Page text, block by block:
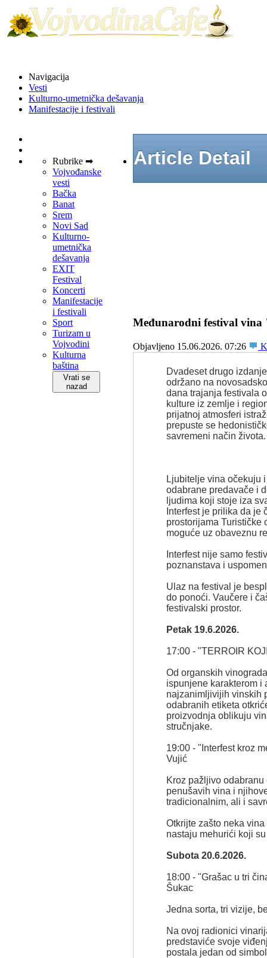
Navigacija
Vesti
Kulturno-umetnička dešavanja
Manifestacije i festivali
Rubrike ➡
Vojvođanske
vesti
Bačka
Banat
Srem
Novi Sad
Kulturno-
umetnička
dešavanja
EXIT
Festival
Koncerti
Manifestacije
i festivali
Sport
Turizam u
Vojvodini
Kulturna
baština
Vrati se
nazad
Article Detail
Međunarodni festival
Objavljeno 15.06.2026. 07:26
Dvadeset drugo
održano na
dana trajanja festivala
kulture iz zemlje i
prijatnoj atmosferi
prepuste se
savremeni način života.
Ljubitelje vina očekuju
odabrane predavače i
ljudima koji stoje iza
Interfest je prilika da
prostorijama Turističke
moguće uz obaveznu
Interfest nije samo
poznanstava i
Ulaz na festival je
do ponoći. Vaučere i
festivalski prostor.
Petak 19.6.2026.
17:00 - "TERROIR
Od organskih
ispunjene karakterom i
najzanimljivijih vinskih
odabranih etiketa
proizvodnja oblikuju
stručnjake.
19:00 - "Interfest kroz
Vujić
Kroz pažljivo
penušavih vina i
tradicionalnim, ali i
Otkrijte zašto neka
nastaju mehurići koji
Subota 20.6.2026.
18:00 - "Grašac u tri
Šukac
Jedna sorta, tri vizije,
Na ovoj radionici
predstaviće svoje
postala jedan od